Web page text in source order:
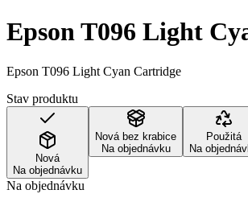
Epson T096 Light
Epson T096 Light Cyan Cartridge
Stav produktu
Nová
Na objednávku
Nová bez krabice
Na objednávku
Použitá
Na
Na objednávku